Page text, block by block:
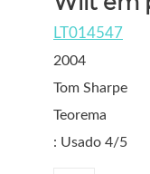
LT014547
2004
Tom Sharpe
Teorema
: Usado 4/5